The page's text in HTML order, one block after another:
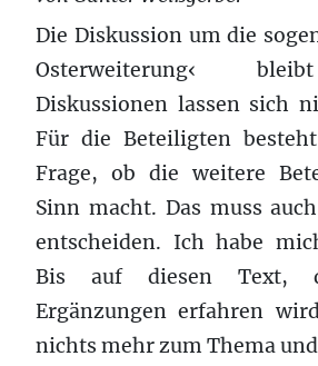
Die Diskussion um die
Osterweiterung‹
Diskussionen lassen sich
Für die Beteiligten
Frage, ob die weitere
Sinn macht. Das muss
entscheiden. Ich habe
Bis auf diesen Text,
Ergänzungen erfahren
nichts mehr zum Thema